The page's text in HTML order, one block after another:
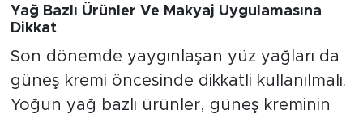
Yağ Bazlı Ürünler Ve Makyaj Uygulamasına
Dikkat
Son dönemde yaygınlaşan yüz yağları da
güneş kremi öncesinde dikkatli kullanılmalı.
Yoğun yağ bazlı ürünler, güneş kreminin